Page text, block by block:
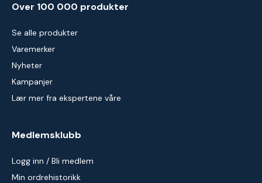
Over 100 000 produkter
Se alle produkter
Varemerker
Nyheter
Kampanjer
Lær mer fra ekspertene våre
Medlemsklubb
Logg inn / Bli medlem
Min ordrehistorikk